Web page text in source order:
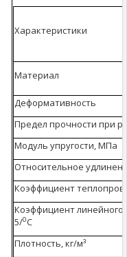
Характеристики
Материал
Деформативность
Предел прочности при
Модуль упругости, МПа
Относительное
Коэффициент
Коэффициент линейного
5/0С
Плотность, кг/м³